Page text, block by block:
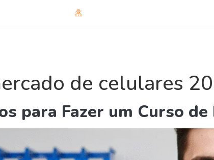
de celulares
para Fazer um Curso